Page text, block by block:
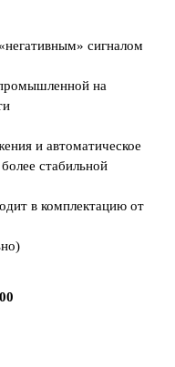
сигналом
на
и автоматическое
стабильной
в комплектацию от